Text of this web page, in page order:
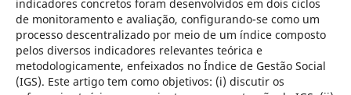
indicadores concretos foram desenvolvidos em dois ciclos
de monitoramento e avaliação, configurando-se como um
processo descentralizado por meio de um índice composto
pelos diversos indicadores relevantes teórica e
metodologicamente, enfeixados no Índice de Gestão Social
(IGS). Este artigo tem como objetivos: (i) discutir os